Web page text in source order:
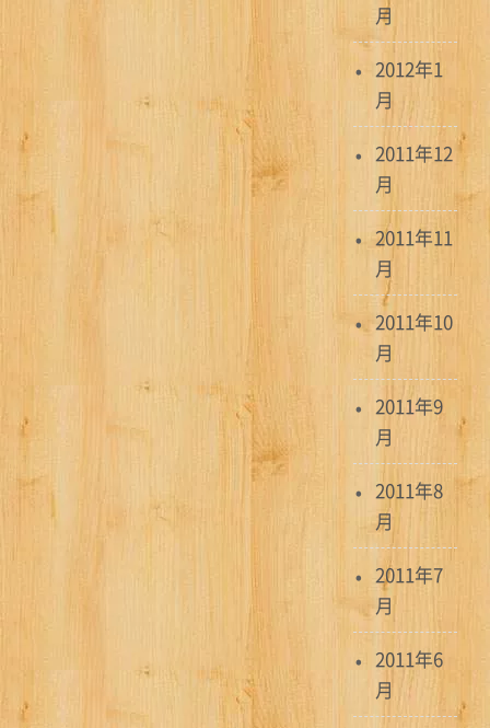
月
2012年1
月
2011年12
月
2011年11
月
2011年10
月
2011年9
月
2011年8
月
2011年7
月
2011年6
月